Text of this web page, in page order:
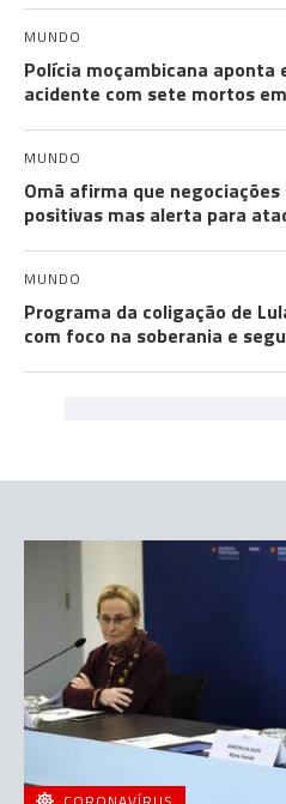
MUNDO
Polícia moçambicana aponta
acidente com sete mortos
MUNDO
Omã afirma que negociações
positivas mas alerta para
MUNDO
Programa da coligação de
com foco na soberania e